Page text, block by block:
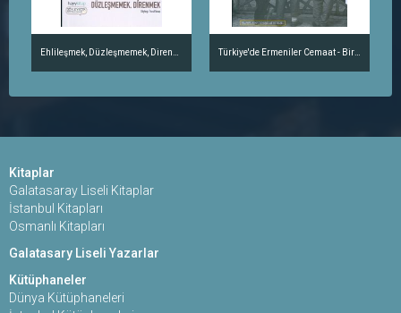
Kitaplar
Galatasaray Liseli Kitaplar
İstanbul Kitapları
Osmanlı Kitapları
Galatasary Liseli Yazarlar
Kütüphaneler
Dünya Kütüphaneleri